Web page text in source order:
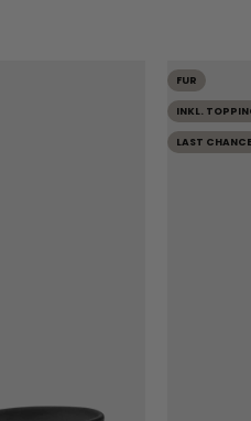
FUR
INKL.
LAST CHANCE